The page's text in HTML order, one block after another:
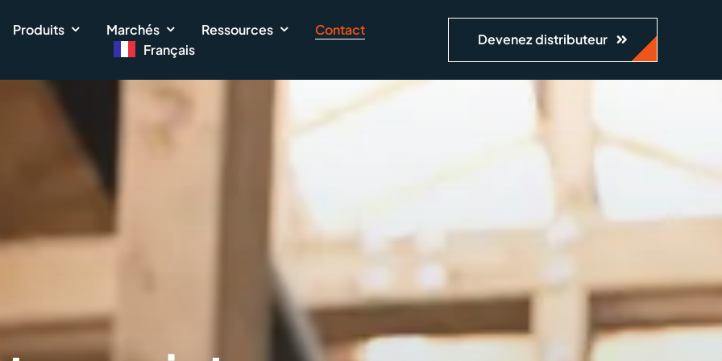
Produits Marchés Ressources
Contact
Français
Devenez distributeur